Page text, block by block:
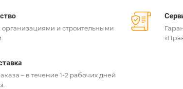
организациями и строительными
– в течение 1-2 рабочих дней